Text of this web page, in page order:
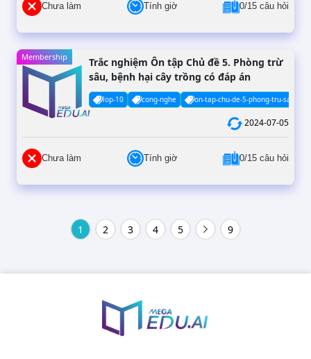
Chưa làm Tính giờ 0/15 câu hỏi
Membership
Trắc nghiệm Ôn tập Chủ đề 5. Phòng trừ
sâu, bệnh hại cây trồng có đáp án
lop-10 cong-nghe on-tap-chu-de-5-phong-tru-sau-
2024-07-05
Chưa làm Tính giờ 0/15 câu hỏi
1 2 3 4 5 9